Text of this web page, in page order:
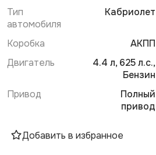
Тип
автомобиля
Кабриолет
Коробка
АКПП
Двигатель
4.4 л, 625 л.с.,
Бензин
Привод
Полный
привод
Добавить в избранное